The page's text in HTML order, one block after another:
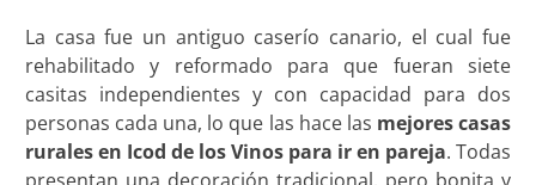
La casa fue un antiguo caserío canario, el cual fue
rehabilitado y reformado para que fueran siete
casitas independientes y con capacidad para dos
personas cada una, lo que las hace las mejorescasas
rurales en Icod de los Vinos para ir en pareja. Todas